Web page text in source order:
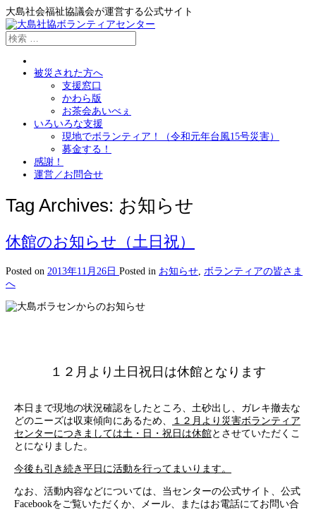
大島社会福祉協議会が運営する公式サイト
被災された方へ
支援窓口
かわら版
お茶会あいべぇ
いろいろな支援
現地でボランティア！（令和元年台風15号災害）
募金する！
感謝！
運営／お問合せ
Tag Archives: お知らせ
休館のお知らせ（土日祝）
Posted on 2013年11月26日 Posted in お知らせ ボランティアの皆さま
へ
１２月より土日祝日は休館となります
本日まで現地の状況確認をしたところ、土砂出し、ガレキ撤去な
どのニーズは収束傾向にあるため、
１２月より災害ボランティア
センターにつきましては土・日・祝日は休館とさせていただくこ
とになりました。
今後も引き続き平日に活動を行ってまいります。
なお、活動内容などについては、当センターの公式サイト、公式
Facebookをご覧いただくか、メール、またはお電話にてお問い合